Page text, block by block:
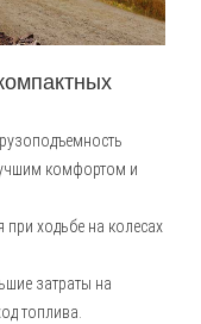
комфортом и
ходьбе на колесах
затраты на
топлива.